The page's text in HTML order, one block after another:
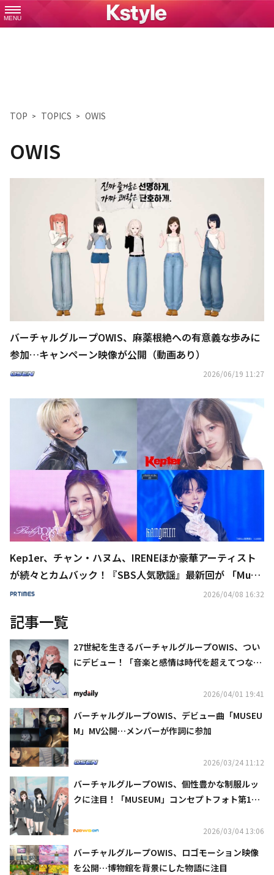
MENU
TOP TOPICS OWIS
OWIS
バーチャルグループOWIS、麻薬根絶への有意義な歩みに
参加…キャンペーン映像が公開（動画あり）
2026/06/19 11:27
Kep1er、チャン・ハヌム、IRENEほか豪華アーティスト
が続々とカムバック！『SBS人気歌謡』最新回が 「Music
K」にて日本最速・独占配信中
2026/04/08 16:32
記事一覧
27世紀を生きるバーチャルグループOWIS、つい
にデビュー！「音楽と感情は時代を超えてつなが
2026/04/01 19:41
バーチャルグループOWIS、デビュー曲「MUSEU
M」MV公開…メンバーが作詞に参加
2026/03/24 11:12
バーチャルグループOWIS、個性豊かな制服ルッ
クに注目！「MUSEUM」コンセプトフォト第1弾
2026/03/04 13:06
バーチャルグループOWIS、ロゴモーション映像
を公開…博物館を背景にした物語に注目